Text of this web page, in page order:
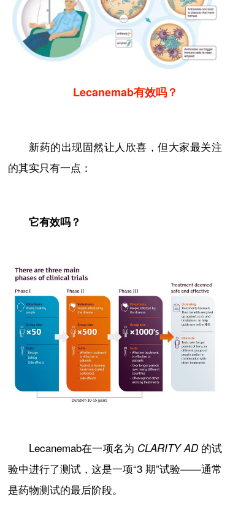
Lecanemab有效吗？
新药的出现固然让人欣喜，但大家最关注
的其实只有一点：
它有效吗？
Lecanemab在一项名为 CLARITY AD 的试
验中进行了测试，这是一项“3 期”试验——通常
是药物测试的最后阶段。